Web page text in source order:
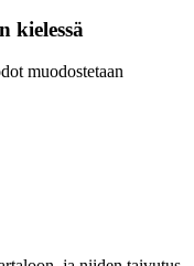
kielessä
muodostetaan